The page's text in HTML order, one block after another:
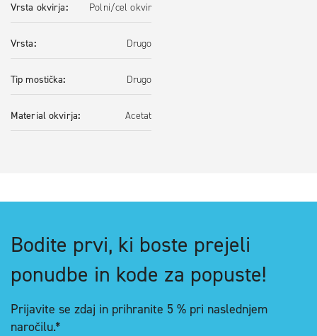
Vrsta okvirja Polni/cel okvir
Vrsta Drugo
Tip mostička Drugo
Material okvirja Acetat
Bodite prvi, ki boste prejeli
ponudbe in kode za popuste!
Prijavite se zdaj in prihranite 5 % pri naslednjem
naročilu.*